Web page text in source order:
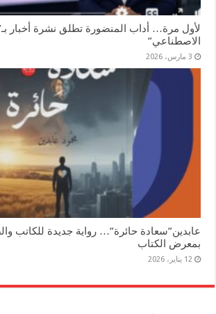
لأول مرة… أداب المنضورة تطلق نشرة أخبار
الاصطناعي”
3 مارس، 2026
عابدين”سعادة حائرة”… رواية جديدة للكاتب
بمعرض الكتاب
12 يناير، 2026